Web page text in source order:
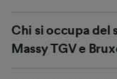
Chi si occupa del
Massy TGV e